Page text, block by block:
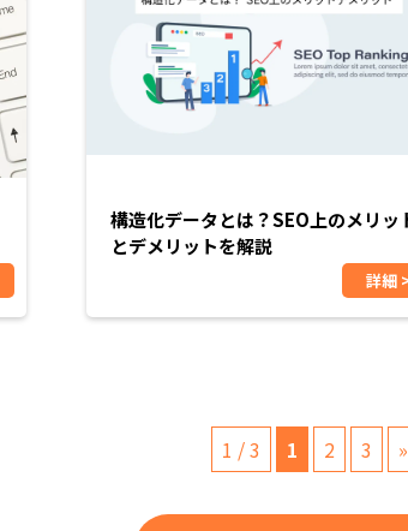
構造化データとは？SEO上のメリッ
とデメリットを解説
詳細
1 / 3 1 2 3 »